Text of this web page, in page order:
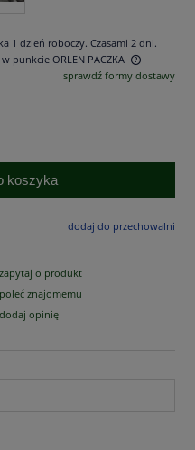
1 dzień roboczy. Czasami 2 dni.
punkcie ORLEN PACZKA
płatności
sprawdź formy dostawy
koszyka
dodaj do przechowalni
zapytaj o produkt
poleć znajomemu
dodaj opinię
płatności